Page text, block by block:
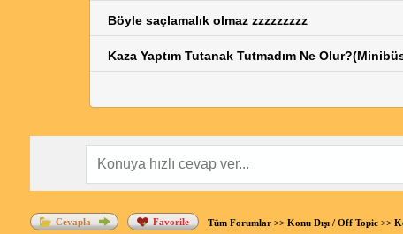
Böyle saçlamalık olmaz zzzzzzzzz
Kaza Yaptım Tutanak Tutmadım Ne
Cevapla Favorile Tüm Forumlar>> Konu Dışı / Off Topic>>